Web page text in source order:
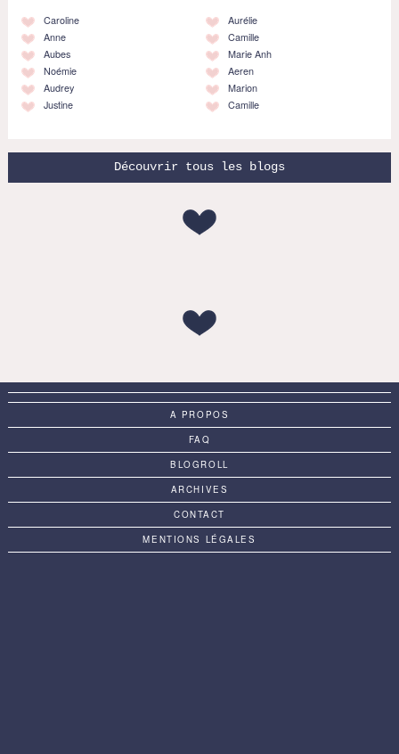
Caroline
Anne
Aubes
Noémie
Audrey
Justine
Aurélie
Camille
Marie Anh
Aeren
Marion
Camille
Découvrir tous les blogs
A PROPOS
FAQ
BLOGROLL
ARCHIVES
CONTACT
MENTIONS LÉGALES